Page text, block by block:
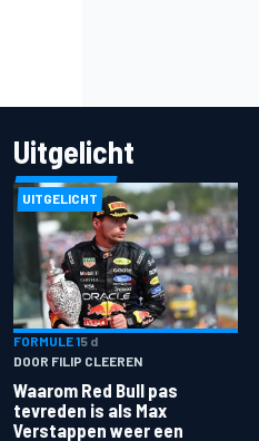
Uitgelicht
UITGELICHT
FORMULE 15 d
DOOR FILIP CLEEREN
Waarom Red Bull pas
tevreden is als Max
Verstappen weer een